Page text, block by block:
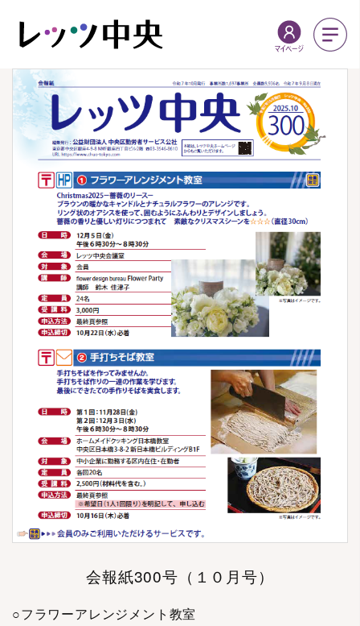
会報紙300号（１０月号）
○フラワーアレンジメント教室